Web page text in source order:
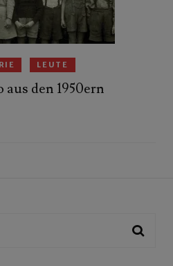
LEUTE
den 1950ern